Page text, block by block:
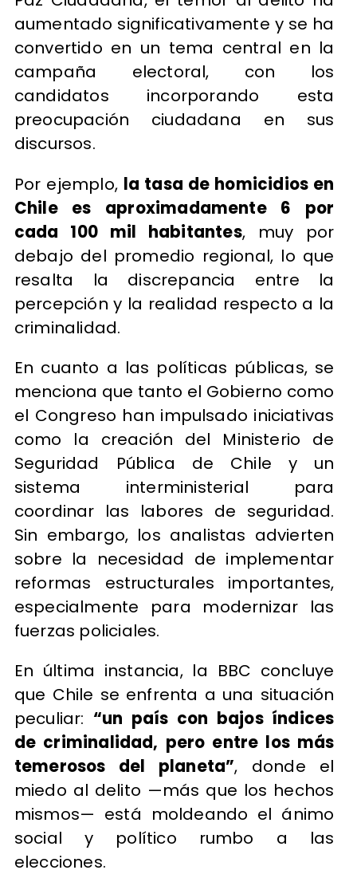
aumentado significativamente y se ha
convertido en un tema central en la
campaña electoral, con los
candidatos incorporando esta
preocupación ciudadana en sus
discursos.
Por ejemplo, la tasa de homicidios en
Chile es aproximadamente 6 por
cada 100 mil habitantes, muy por
debajo del promedio regional, lo que
resalta la discrepancia entre la
percepción y la realidad respecto a la
criminalidad.
En cuanto a las políticas públicas, se
menciona que tanto el Gobierno como
el Congreso han impulsado iniciativas
como la creación del Ministerio de
Seguridad Pública de Chile y un
sistema interministerial para
coordinar las labores de seguridad.
Sin embargo, los analistas advierten
sobre la necesidad de implementar
reformas estructurales importantes,
especialmente para modernizar las
fuerzas policiales.
En última instancia, la BBC concluye
que Chile se enfrenta a una situación
peculiar: “un país con bajos índices
de criminalidad, pero entre los más
temerosos del planeta”, donde el
miedo al delito —más que los hechos
mismos— está moldeando el ánimo
social y político rumbo a las
elecciones.